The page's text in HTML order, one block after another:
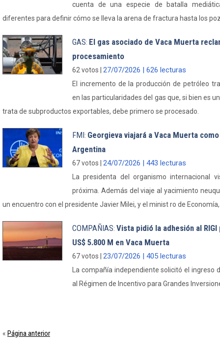
cuenta de una especie de batalla
diferentes para definir cómo se lleva la arena de fractura hasta los
GAS: El gas asociado de Vaca Muerta
procesamiento
62 votos | 27/07/2026 | 626 lecturas
El incremento de la producción de petróleo
en las particularidades del gas que, si bien es
trata de subproductos exportables, debe primero se procesado.
FMI: Georgieva viajará a Vaca Muerta
Argentina
67 votos | 24/07/2026 | 443 lecturas
La presidenta del organismo internacional
próxima. Además del viaje al yacimiento
un encuentro con el presidente Javier Milei, y el minist ro de
COMPAÑIAS: Vista pidió la adhesión al
US$ 5.800 M en Vaca Muerta
67 votos | 23/07/2026 | 405 lecturas
La compañía independiente solicitó el ingreso
al Régimen de Incentivo para Grandes
« Página anterior